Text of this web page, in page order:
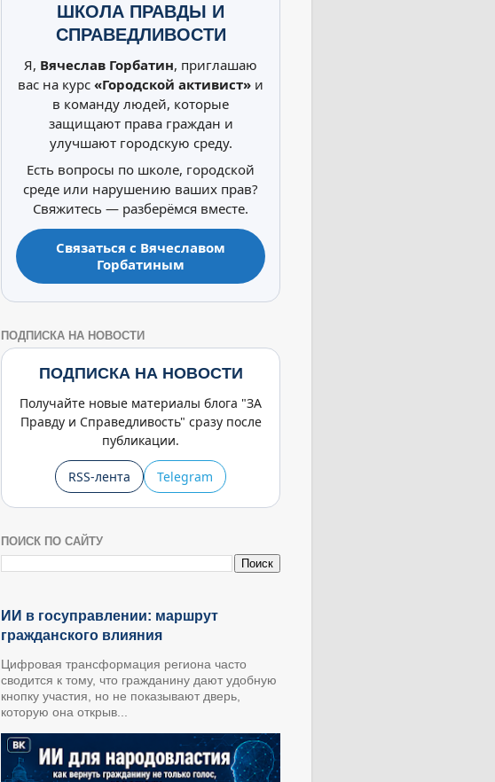
ШКОЛА ПРАВДЫ И
СПРАВЕДЛИВОСТИ
Я, Вячеслав Горбатин, приглашаю
вас на курс «Городской активист» и
в команду людей, которые
защищают права граждан и
улучшают городскую среду.
Есть вопросы по школе, городской
среде или нарушению ваших прав?
Свяжитесь — разберёмся вместе.
Связаться с Вячеславом
Горбатиным
ПОДПИСКА НА НОВОСТИ
ПОДПИСКА НА НОВОСТИ
Получайте новые материалы блога "ЗА
Правду и Справедливость" сразу после
публикации.
RSS-лента Telegram
ПОИСК ПО САЙТУ
ИИ в госуправлении: маршрут
гражданского влияния
Цифровая трансформация региона часто
сводится к тому, что гражданину дают удобную
кнопку участия, но не показывают дверь,
которую она открыв...